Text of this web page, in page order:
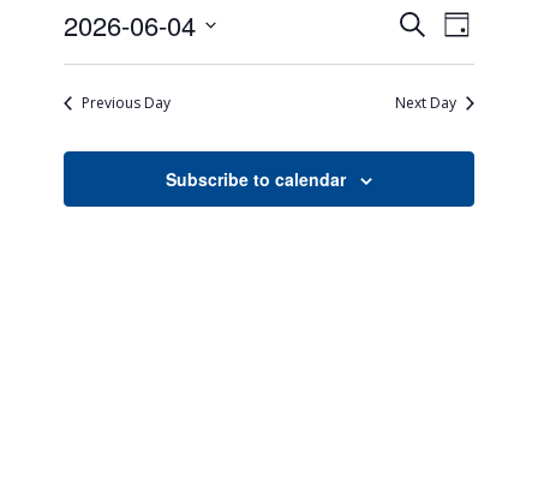
Events
Search
and
SearchEvent
Views
Day
2026-06-04
Previous Day
Next Day
Subscribe to calendar